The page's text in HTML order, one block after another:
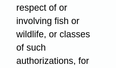
respect of or
involving fish or
wildlife, or classes
of such
authorizations, for